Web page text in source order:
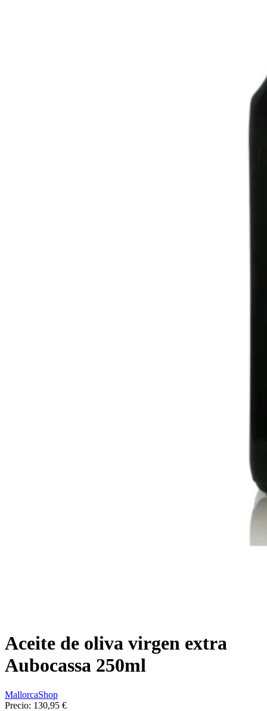
Aceite de oliva virgen extra
Aubocassa 250ml
MallorcaShop
Precio: 130,95 €